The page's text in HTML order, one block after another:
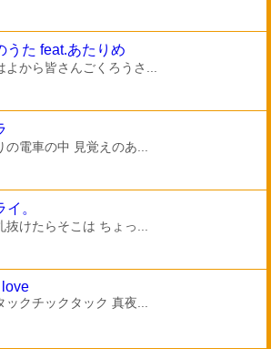
うた feat.あたりめ
よから皆さんごくろうさ...
の電車の中 見覚えのあ...
。
抜けたらそこは ちょっ...
ックチックタック 真夜...